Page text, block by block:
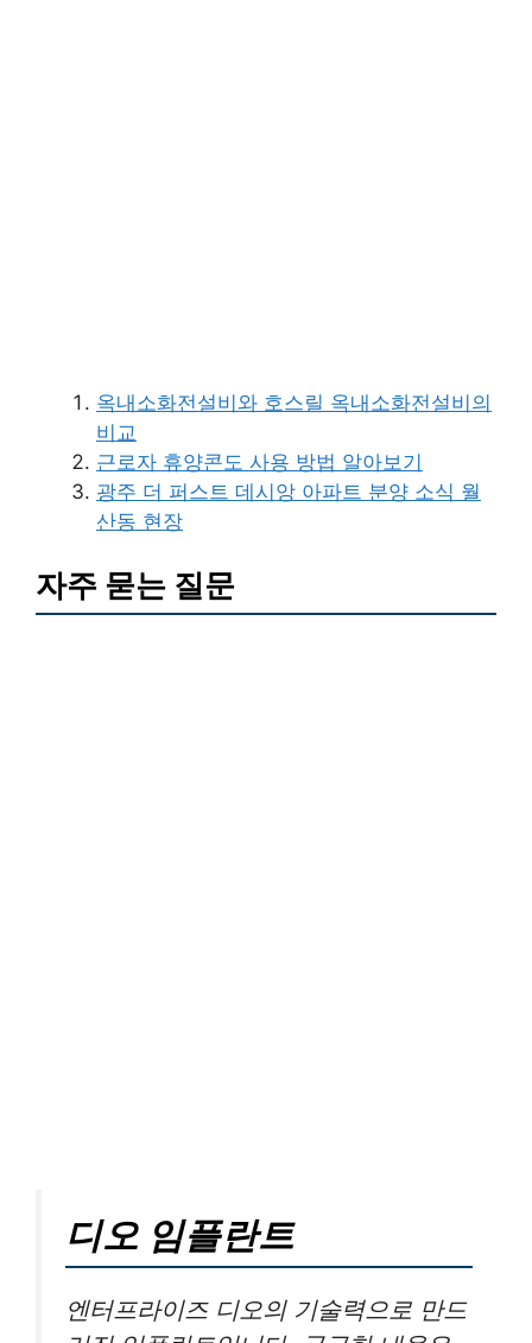
옥내소화전설비와 호스릴 옥내소화전설비의
비교
근로자 휴양콘도 사용 방법 알아보기
광주 더 퍼스트 데시앙 아파트 분양 소식 월
산동 현장
자주 묻는 질문
디오 임플란트
엔터프라이즈 디오의 기술력으로 만드